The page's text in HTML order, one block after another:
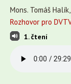
Mons. Tomáš
Rozhovor pro
1. čtení